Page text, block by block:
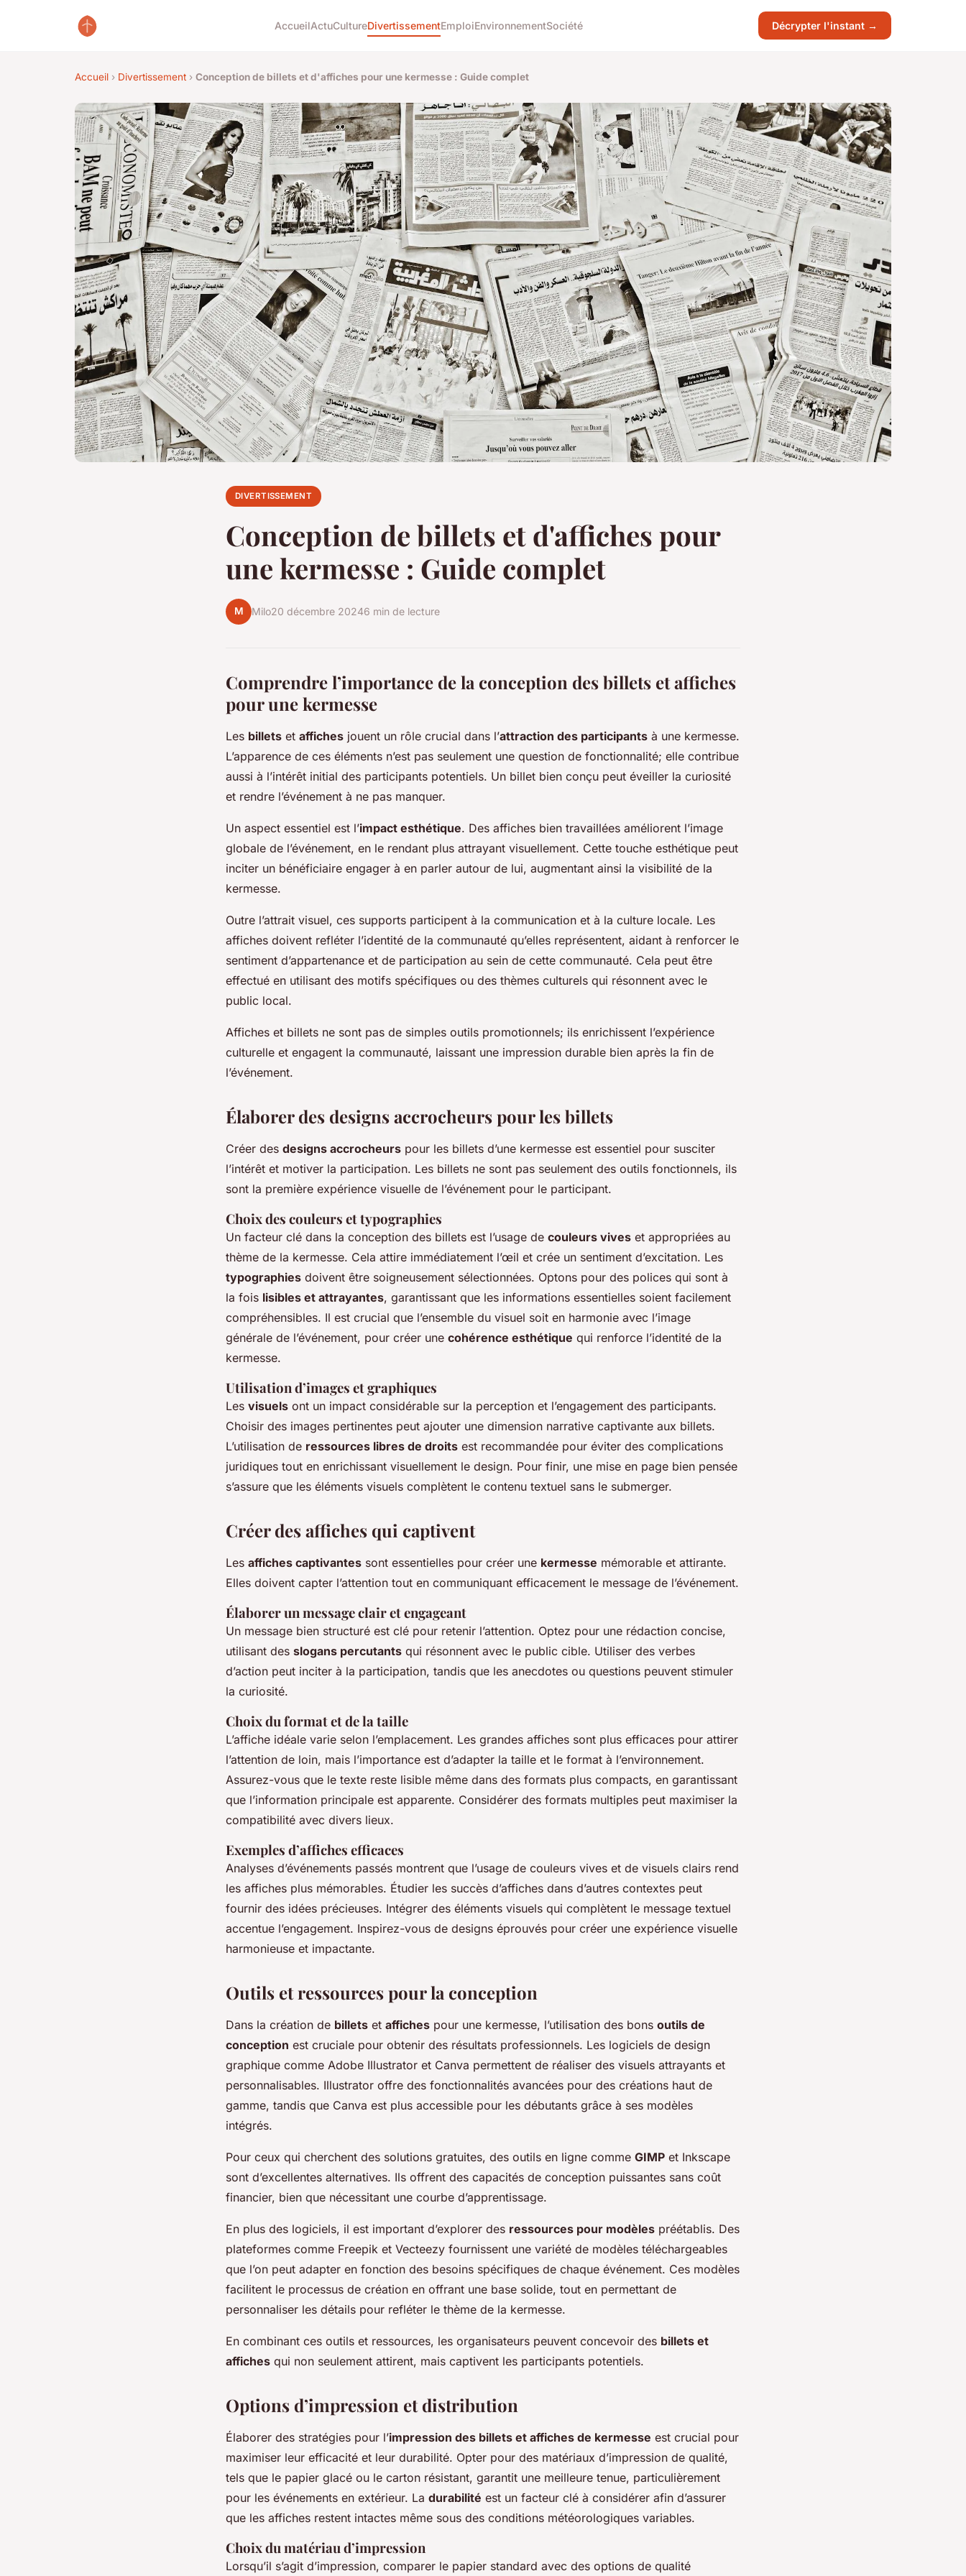
AccueilActuCultureDivertissementEmploiEnvironnementSociété Décrypter l'instant →
Accueil › Divertissement › Conception de billets et d'affiches pour une kermesse : Guide complet
DIVERTISSEMENT
Conception de billets et d'affiches pour
une kermesse : Guide complet
M Milo20 décembre 20246 min de lecture
Comprendre l’importance de la conception des billets et affiches
pour une kermesse
Les billets et affiches jouent un rôle crucial dans l’attraction des participants à une kermesse.
L’apparence de ces éléments n’est pas seulement une question de fonctionnalité; elle contribue
aussi à l’intérêt initial des participants potentiels. Un billet bien conçu peut éveiller la curiosité
et rendre l’événement à ne pas manquer.
Un aspect essentiel est l’impact esthétique. Des affiches bien travaillées améliorent l’image
globale de l’événement, en le rendant plus attrayant visuellement. Cette touche esthétique peut
inciter un bénéficiaire engager à en parler autour de lui, augmentant ainsi la visibilité de la
kermesse.
Outre l’attrait visuel, ces supports participent à la communication et à la culture locale. Les
affiches doivent refléter l’identité de la communauté qu’elles représentent, aidant à renforcer le
sentiment d’appartenance et de participation au sein de cette communauté. Cela peut être
effectué en utilisant des motifs spécifiques ou des thèmes culturels qui résonnent avec le
public local.
Affiches et billets ne sont pas de simples outils promotionnels; ils enrichissent l’expérience
culturelle et engagent la communauté, laissant une impression durable bien après la fin de
l’événement.
Élaborer des designs accrocheurs pour les billets
Créer des designs accrocheurs pour les billets d’une kermesse est essentiel pour susciter
l’intérêt et motiver la participation. Les billets ne sont pas seulement des outils fonctionnels, ils
sont la première expérience visuelle de l’événement pour le participant.
Choix des couleurs et typographies
Un facteur clé dans la conception des billets est l’usage de couleurs vives et appropriées au
thème de la kermesse. Cela attire immédiatement l’œil et crée un sentiment d’excitation. Les
typographies doivent être soigneusement sélectionnées. Optons pour des polices qui sont à
la fois lisibles et attrayantes, garantissant que les informations essentielles soient facilement
compréhensibles. Il est crucial que l’ensemble du visuel soit en harmonie avec l’image
générale de l’événement, pour créer une cohérence esthétique qui renforce l’identité de la
kermesse.
Utilisation d’images et graphiques
Les visuels ont un impact considérable sur la perception et l’engagement des participants.
Choisir des images pertinentes peut ajouter une dimension narrative captivante aux billets.
L’utilisation de ressources libres de droits est recommandée pour éviter des complications
juridiques tout en enrichissant visuellement le design. Pour finir, une mise en page bien pensée
s’assure que les éléments visuels complètent le contenu textuel sans le submerger.
Créer des affiches qui captivent
Les affiches captivantes sont essentielles pour créer une kermesse mémorable et attirante.
Elles doivent capter l’attention tout en communiquant efficacement le message de l’événement.
Élaborer un message clair et engageant
Un message bien structuré est clé pour retenir l’attention. Optez pour une rédaction concise,
utilisant des slogans percutants qui résonnent avec le public cible. Utiliser des verbes
d’action peut inciter à la participation, tandis que les anecdotes ou questions peuvent stimuler
la curiosité.
Choix du format et de la taille
L’affiche idéale varie selon l’emplacement. Les grandes affiches sont plus efficaces pour attirer
l’attention de loin, mais l’importance est d’adapter la taille et le format à l’environnement.
Assurez-vous que le texte reste lisible même dans des formats plus compacts, en garantissant
que l’information principale est apparente. Considérer des formats multiples peut maximiser la
compatibilité avec divers lieux.
Exemples d’affiches efficaces
Analyses d’événements passés montrent que l’usage de couleurs vives et de visuels clairs rend
les affiches plus mémorables. Étudier les succès d’affiches dans d’autres contextes peut
fournir des idées précieuses. Intégrer des éléments visuels qui complètent le message textuel
accentue l’engagement. Inspirez-vous de designs éprouvés pour créer une expérience visuelle
harmonieuse et impactante.
Outils et ressources pour la conception
Dans la création de billets et affiches pour une kermesse, l’utilisation des bons outils de
conception est cruciale pour obtenir des résultats professionnels. Les logiciels de design
graphique comme Adobe Illustrator et Canva permettent de réaliser des visuels attrayants et
personnalisables. Illustrator offre des fonctionnalités avancées pour des créations haut de
gamme, tandis que Canva est plus accessible pour les débutants grâce à ses modèles
intégrés.
Pour ceux qui cherchent des solutions gratuites, des outils en ligne comme GIMP et Inkscape
sont d’excellentes alternatives. Ils offrent des capacités de conception puissantes sans coût
financier, bien que nécessitant une courbe d’apprentissage.
En plus des logiciels, il est important d’explorer des ressources pour modèles préétablis. Des
plateformes comme Freepik et Vecteezy fournissent une variété de modèles téléchargeables
que l’on peut adapter en fonction des besoins spécifiques de chaque événement. Ces modèles
facilitent le processus de création en offrant une base solide, tout en permettant de
personnaliser les détails pour refléter le thème de la kermesse.
En combinant ces outils et ressources, les organisateurs peuvent concevoir des billets et
affiches qui non seulement attirent, mais captivent les participants potentiels.
Options d’impression et distribution
Élaborer des stratégies pour l’impression des billets et affiches de kermesse est crucial pour
maximiser leur efficacité et leur durabilité. Opter pour des matériaux d’impression de qualité,
tels que le papier glacé ou le carton résistant, garantit une meilleure tenue, particulièrement
pour les événements en extérieur. La durabilité est un facteur clé à considérer afin d’assurer
que les affiches restent intactes même sous des conditions météorologiques variables.
Choix du matériau d’impression
Lorsqu’il s’agit d’impression, comparer le papier standard avec des options de qualité